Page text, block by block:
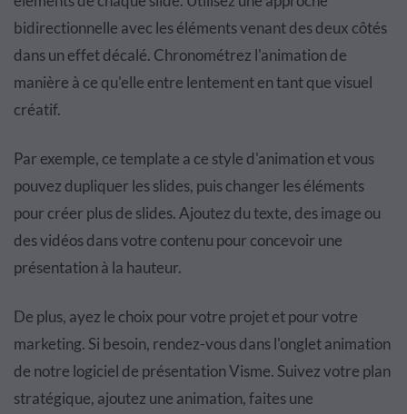
bidirectionnelle avec les éléments venant des deux côtés
dans un effet décalé. Chronométrez l'animation de
manière à ce qu'elle entre lentement en tant que visuel
créatif.
Par exemple, ce template a ce style d'animation et vous
pouvez dupliquer les slides, puis changer les éléments
pour créer plus de slides. Ajoutez du texte, des image ou
des vidéos dans votre contenu pour concevoir une
présentation à la hauteur.
De plus, ayez le choix pour votre projet et pour votre
marketing. Si besoin, rendez-vous dans l'onglet animation
de notre logiciel de présentation Visme. Suivez votre plan
stratégique, ajoutez une animation, faites une